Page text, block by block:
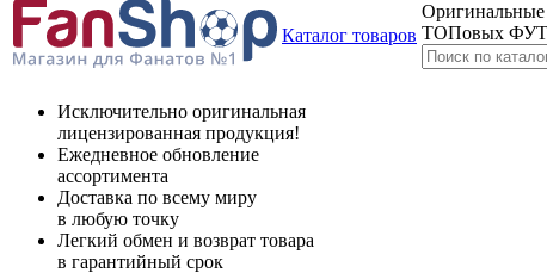
Каталог товаров
Оригинальные
ТОПовых
Исключительно оригинальная
лицензированная продукция!
Ежедневное обновление
ассортимента
Доставка по всему миру
в любую точку
Легкий обмен и возврат товара
в гарантийный срок